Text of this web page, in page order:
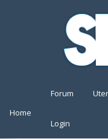
Home
Forum
Login